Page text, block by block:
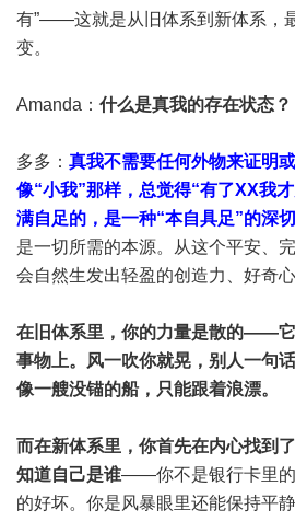
有”——这就是从旧体系到新体系，
变。
Amanda： 什么是真我的存在状态？
多多： 真我不需要任何外物来证明
像“小我”那样，总觉得“有了XX我
满自足的，是一种“本自具足”的深
是一切所需的本源。从这个平安、
会自然生发出轻盈的创造力、好奇心
在旧体系里，你的力量是散的——
事物上。风一吹你就晃，别人一句
像一艘没锚的船，只能跟着浪漂。
而在新体系里，你首先在内心找到
知道自己是谁——你不是银行卡里的
的好坏。你是风暴眼里还能保持平